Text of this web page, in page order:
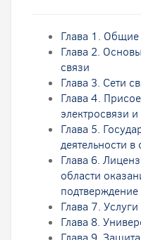
Глава 1.
Глава 2.
связи
Глава 3. Сети
Глава 4.
электросвязи
Глава 5.
деятельности в
Глава 6.
области
подтверждение
Глава 7.
Глава 8.